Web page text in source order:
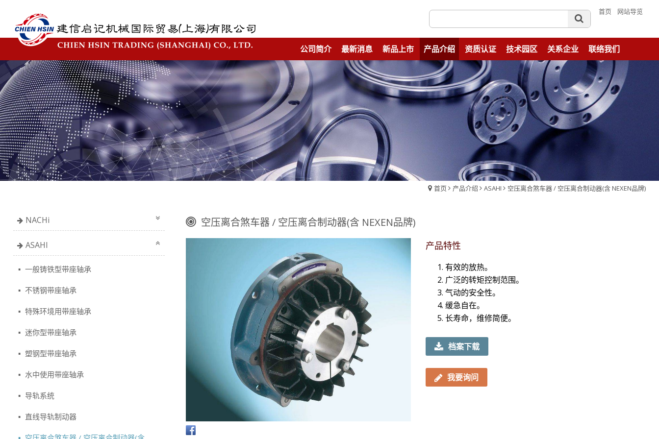
首页 网站导览
公司简介 最新消息 新品上市 产品介绍 资质认证 技术园区 关系企业 联络我们
首页 产品介绍 ASAHI 空压离合煞车器 / 空压离合制动器(含 NEXEN品牌)
NACHi
ASAHI
一般铸铁型带座轴承
不锈钢带座轴承
特殊环境用带座轴承
迷你型带座轴承
塑钢型带座轴承
水中使用带座轴承
导轨系统
直线导轨制动器
空压离合煞车器 / 空压离合制动器(含 NEXEN品牌)
产品特性
有效的放热。
广泛的转矩控制范围。
气动的安全性。
缓急自在。
长寿命，维修简便。
档案下载
我要询问